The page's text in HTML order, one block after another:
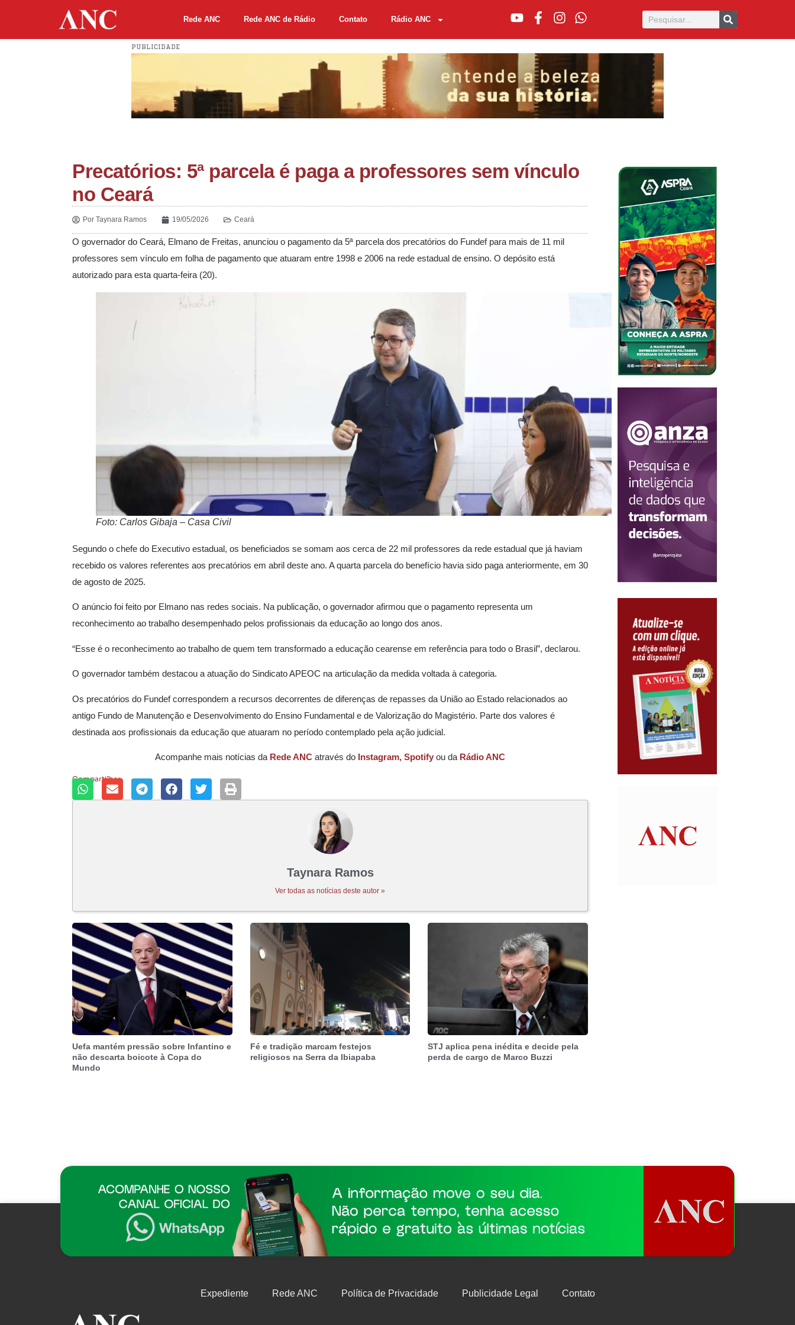
Rede ANC Rede ANC de Rádio Contato Rádio ANC
PUBLICIDADE
Precatórios: 5ª parcela é paga a professores sem vínculo
no Ceará
Por Taynara Ramos 19/05/2026 Ceará
O governador do Ceará, Elmano de Freitas, anunciou o pagamento da 5ª parcela dos precatórios do Fundef para mais de 11 mil
professores sem vínculo em folha de pagamento que atuaram entre 1998 e 2006 na rede estadual de ensino. O depósito está
autorizado para esta quarta-feira (20).
Foto: Carlos Gibaja – Casa Civil
Segundo o chefe do Executivo estadual, os beneficiados se somam aos cerca de 22 mil professores da rede estadual que já haviam
recebido os valores referentes aos precatórios em abril deste ano. A quarta parcela do benefício havia sido paga anteriormente, em 30
de agosto de 2025.
O anúncio foi feito por Elmano nas redes sociais. Na publicação, o governador afirmou que o pagamento representa um
reconhecimento ao trabalho desempenhado pelos profissionais da educação ao longo dos anos.
“Esse é o reconhecimento ao trabalho de quem tem transformado a educação cearense em referência para todo o Brasil”, declarou.
O governador também destacou a atuação do Sindicato APEOC na articulação da medida voltada à categoria.
Os precatórios do Fundef correspondem a recursos decorrentes de diferenças de repasses da União ao Estado relacionados ao
antigo Fundo de Manutenção e Desenvolvimento do Ensino Fundamental e de Valorização do Magistério. Parte dos valores é
destinada aos profissionais da educação que atuaram no período contemplado pela ação judicial.
Acompanhe mais notícias da Rede ANC através do Instagram, Spotify ou da Rádio ANC
Compartilhar:
Taynara Ramos
Ver todas as notícias deste autor »
Uefa mantém pressão sobre Infantino e
não descarta boicote à Copa do
Mundo
Fé e tradição marcam festejos
religiosos na Serra da Ibiapaba
STJ aplica pena inédita e decide pela
perda de cargo de Marco Buzzi
Expediente Rede ANC Política de Privacidade Publicidade Legal Contato